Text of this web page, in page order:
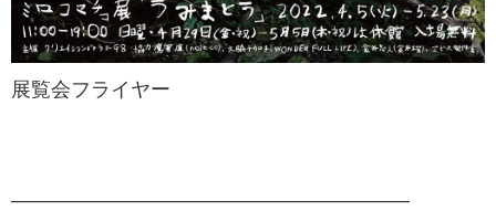
展覧会フライヤー
――――――――――――――――――――